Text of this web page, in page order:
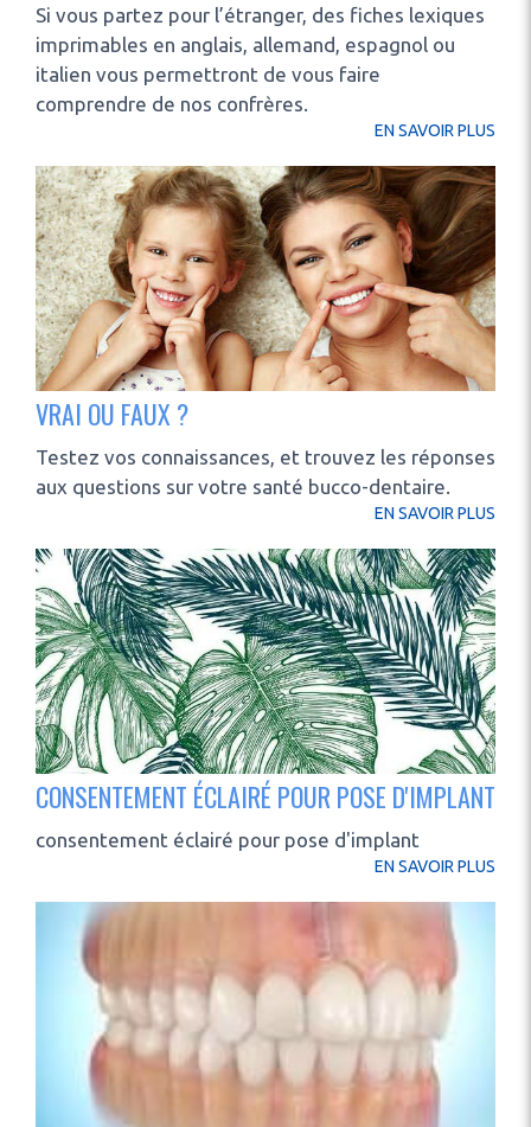
Si vous partez pour l’étranger, des fiches lexiques
imprimables en anglais, allemand, espagnol ou
italien vous permettront de vous faire
comprendre de nos confrères.
EN SAVOIR PLUS
VRAI OU FAUX ?
Testez vos connaissances, et trouvez les réponses
aux questions sur votre santé bucco-dentaire.
EN SAVOIR PLUS
CONSENTEMENT ÉCLAIRÉ POUR POSE D'IMPLANT
consentement éclairé pour pose d'implant
EN SAVOIR PLUS